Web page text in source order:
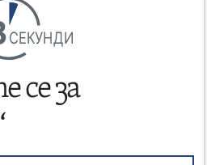
СЕКУНДИ
се за